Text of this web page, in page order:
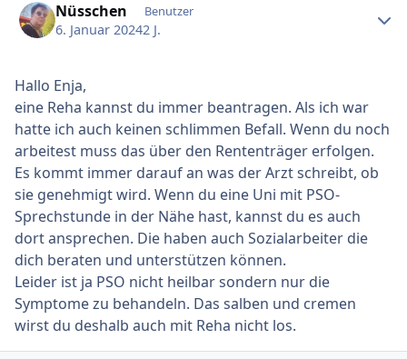
Nüsschen Benutzer
6. Januar 20242 J.
Hallo Enja,
eine Reha kannst du immer beantragen. Als ich war
hatte ich auch keinen schlimmen Befall. Wenn du noch
arbeitest muss das über den Rententräger erfolgen.
Es kommt immer darauf an was der Arzt schreibt, ob
sie genehmigt wird. Wenn du eine Uni mit PSO-
Sprechstunde in der Nähe hast, kannst du es auch
dort ansprechen. Die haben auch Sozialarbeiter die
dich beraten und unterstützen können.
Leider ist ja PSO nicht heilbar sondern nur die
Symptome zu behandeln. Das salben und cremen
wirst du deshalb auch mit Reha nicht los.